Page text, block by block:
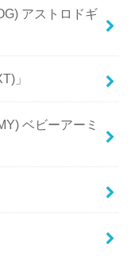
アストロドギ
」
ベビーアーミ